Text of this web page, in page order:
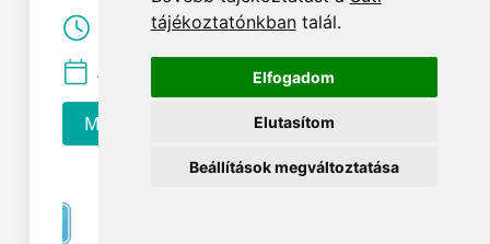
tájékoztatónkbantalál.
Elfogadom
Elutasítom
Beállítások megváltoztatása
Lejátszási idő:02:01:08
A felvétel dátuma: 2022.08.04.
Megnézem